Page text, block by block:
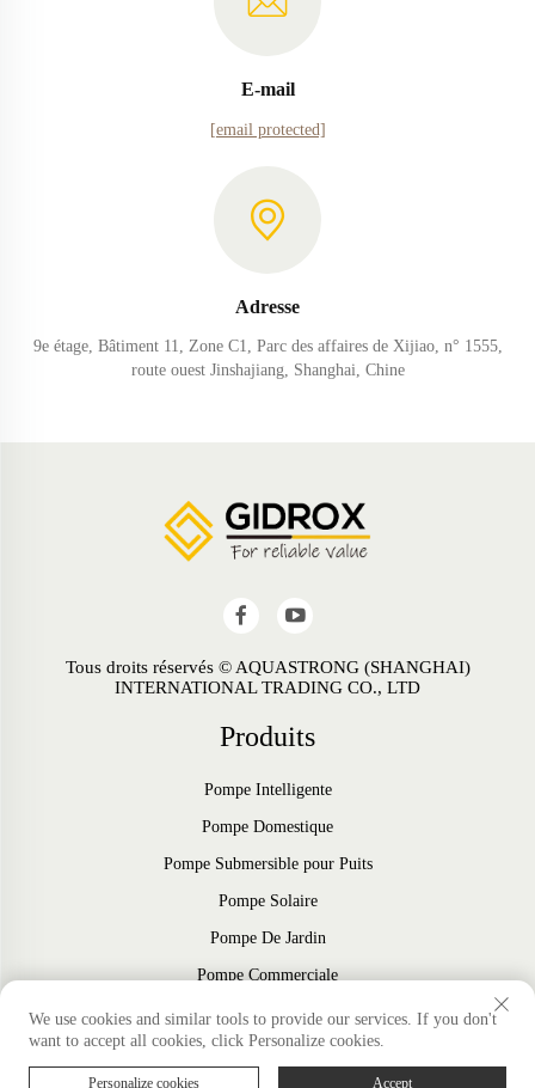
E-mail
[email protected]
Adresse
9e étage, Bâtiment 11, Zone C1, Parc des affaires de Xijiao, n° 1555,
route ouest Jinshajiang, Shanghai, Chine
Tous droits réservés © AQUASTRONG (SHANGHAI)
INTERNATIONAL TRADING CO., LTD
Produits
Pompe Intelligente
Pompe Domestique
Pompe Submersible pour Puits
Pompe Solaire
Pompe De Jardin
Pompe Commerciale
Ventilateur
Accessoires
We use cookies and similar tools to provide our services. If you don't
want to accept all cookies, click Personalize cookies.
Personalize cookies Accept